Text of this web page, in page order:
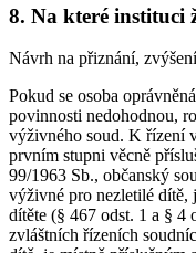
8. Na které instituci
Návrh na přiznání,
Pokud se osoba
povinnosti nedohodnou,
výživného soud. K řízení
prvním stupni věcně
99/1963 Sb., občanský
výživné pro nezletilé dítě,
dítěte (§ 467 odst. 1 a § 4
zvláštních řízeních